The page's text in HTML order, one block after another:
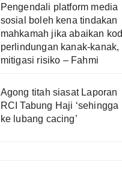
Pengendali platform media
sosial boleh kena tindakan
mahkamah jika abaikan kod
perlindungan kanak-kanak,
mitigasi risiko – Fahmi
Agong titah siasat Laporan
RCI Tabung Haji ‘sehingga
ke lubang cacing’